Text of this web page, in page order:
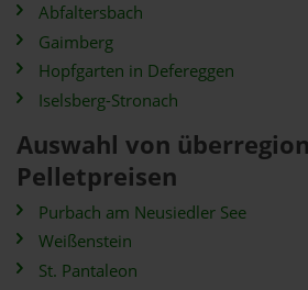
Abfaltersbach
Gaimberg
Hopfgarten in Defereggen
Iselsberg-Stronach
Auswahl von
Pelletpreisen
Purbach am Neusiedler See
Weißenstein
St. Pantaleon